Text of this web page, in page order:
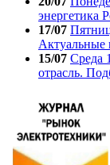
энергетика
17/07
Актуальные
15/07 Среда
отрасль.